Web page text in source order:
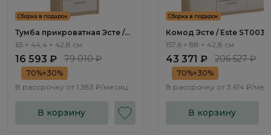
Сборка в подарок
Тумба прикроватная Эсте /
Este ST001.2
65 × 44,4 × 42,8 см
16 593 ₽ 79 010 ₽
70%+30%
В рассрочку от 1 383 ₽/месяц
В корзину
Сборка в подарок
Комод Эсте / Este ST003.2
157,6 × 88 × 42,8 см
43 371 ₽ 206 527 ₽
70%+30%
В рассрочку от 3 614 ₽/
В корзину